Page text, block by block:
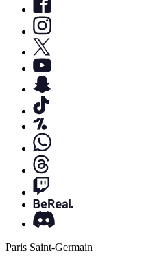
Paris Saint-Germain